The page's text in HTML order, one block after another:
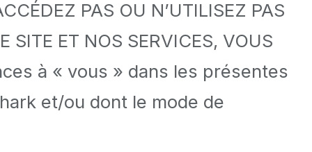
PAS OU N’UTILISEZ PAS
SITE ET NOS SERVICES, VOUS
à « vous » dans les présentes
et/ou dont le mode de